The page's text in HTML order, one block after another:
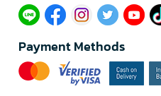
Payment Methods